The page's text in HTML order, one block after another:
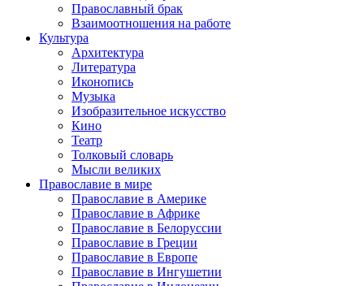
Православный брак
Взаимоотношения на работе
Культура
Архитектура
Литература
Иконопись
Музыка
Изобразительное искусство
Кино
Театр
Толковый словарь
Мысли великих
Православие в мире
Православие в Америке
Православие в Африке
Православие в Белоруссии
Православие в Греции
Православие в Европе
Православие в Ингушетии